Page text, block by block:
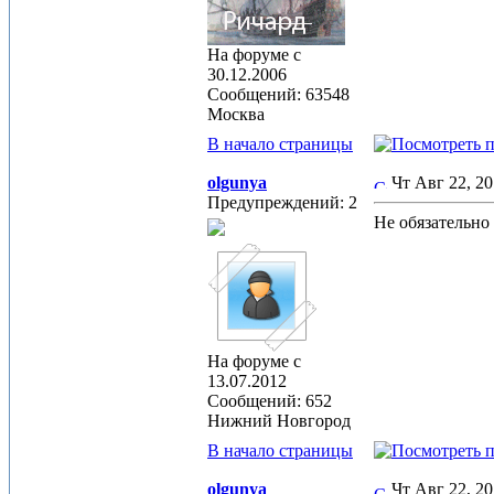
На форуме с
30.12.2006
Сообщений: 63548
Москва
В начало страницы
olgunya
Предупреждений: 2
На форуме с
13.07.2012
Сообщений: 652
Нижний Новгород
Чт Авг 22,
Не
В начало страницы
olgunya Чт Авг 22,